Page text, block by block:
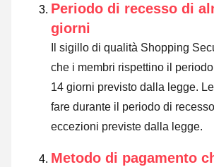
Periodo di recesso di
giorni
Il sigillo di qualità Shopping
che i membri rispettino il
14 giorni previsto dalla legge.
fare durante il periodo di
eccezioni previste dalla legge.
Metodo di pagamento